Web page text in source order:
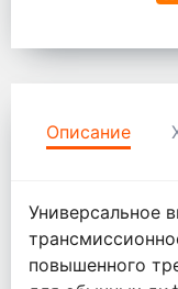
Описание
Универсальное
повышенного